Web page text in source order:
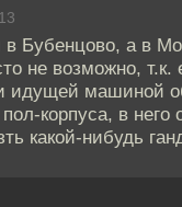
в Бубенцово, а в
не возможно,
идущей машиной
корпуса, в него
какой-нибудь